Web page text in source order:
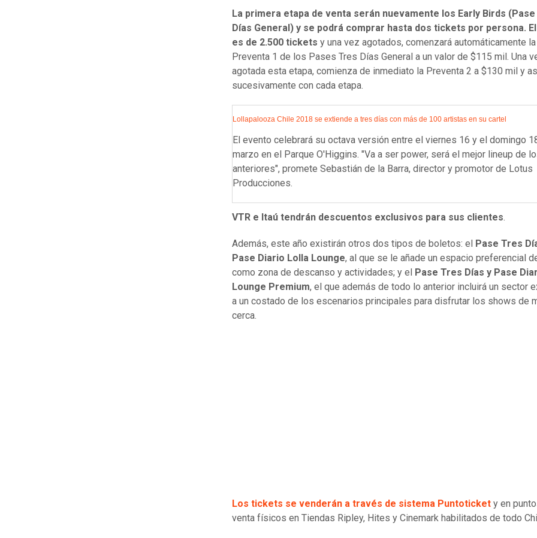
La primera etapa de venta serán nuevamente los Early Birds
Días General) y se podrá comprar hasta dos tickets por persona.
es de 2.500 tickets y una vez agotados, comenzará automáticamente la
Preventa 1 de los Pases Tres Días General a un valor de $115 mil. Una
agotada esta etapa, comienza de inmediato la Preventa 2 a $130 mil y
sucesivamente con cada etapa.
Lollapalooza Chile 2018 se extiende a tres días con más de 100 artistas en su cartel
El evento celebrará su octava versión entre el viernes 16 y el domingo
marzo en el Parque O'Higgins. "Va a ser power, será el mejor lineup de
anteriores", promete Sebastián de la Barra, director y promotor de Lotus
Producciones.
VTR e Itaú tendrán descuentos exclusivos para sus clientes.
Además, este año existirán otros dos tipos de boletos: el
Pase Tres
Pase Diario Lolla Lounge, al que se le añade un espacio preferencial
como zona de descanso y actividades; y el
Pase Tres Días y Pase
Lounge Premium, el que además de todo lo anterior incluirá un sector
a un costado de los escenarios principales para disfrutar los shows de
cerca.
Los tickets se venderán a través de sistema Puntoticket y en
venta físicos en Tiendas Ripley, Hites y Cinemark habilitados de todo